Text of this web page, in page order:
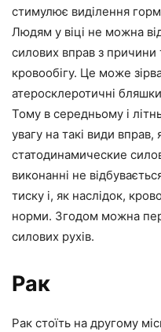
стимулює виділення
Людям у віці не можна
силових вправ з
кровообігу. Це може
атеросклеротичні
Тому в середньому і
увагу на такі види вправ,
статодинамические
виконанні не
тиску і, як наслідок,
норми. Згодом можна
силових рухів.
Рак
Рак стоїть на другому